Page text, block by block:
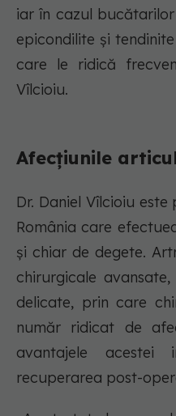
iar în cazul
epicondilite și
care le ridică
Vîlcioiu.
Afecțiunile
Dr. Daniel Vîlcioiu
România care
și chiar de degete.
chirurgicale
delicate, prin care
număr ridicat de
avantajele acestei
recuperarea post-